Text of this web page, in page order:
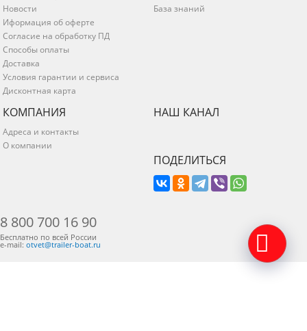
Новости
Иформация об оферте
Согласие на обработку ПД
Способы оплаты
Доставка
Условия гарантии и сервиса
Дисконтная карта
База знаний
КОМПАНИЯ
Адреса и контакты
О компании
НАШ КАНАЛ
ПОДЕЛИТЬСЯ
8 800 700 16 90
Бесплатно по всей России
e-mail: otvet@trailer-boat.ru